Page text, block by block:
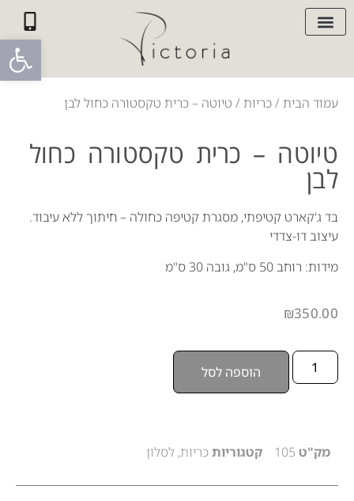
פתח
עמוד הבית /כריות / טיוטה – כרית טקסטורה כחול לבן
טיוטה – כרית טקסטורה כחול
לבן
בד ג'קארט קטיפתי, מסגרת קטיפה כחולה – חיתוך ללא עיבוד.
עיצוב דו-צדדי
מידות: רוחב 50 ס"מ, גובה 30 ס"מ
₪350.00
הוספה לסל
מק"ט 105 קטגוריותכריות, לסלון